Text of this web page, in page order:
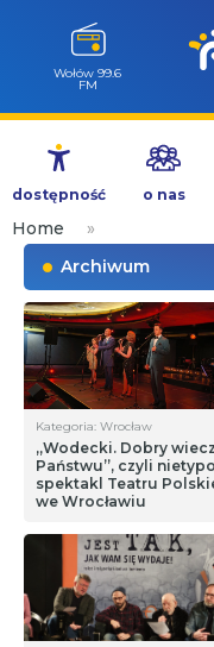
Przejdź
treści
Wołów 99.6
FM
dostępność o nas
Home
»
Archiwum
Kategoria: Wrocław
„Wodecki. Dobry
Państwu”, czyli
spektakl Teatru
we Wrocławiu